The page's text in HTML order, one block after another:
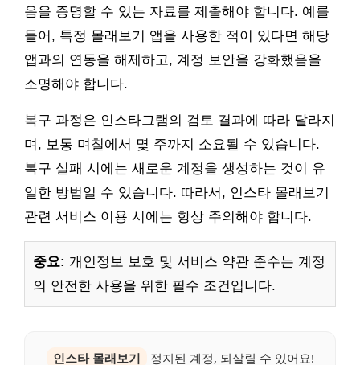
음을 증명할 수 있는 자료를 제출해야 합니다. 예를
들어, 특정 몰래보기 앱을 사용한 적이 있다면 해당
앱과의 연동을 해제하고, 계정 보안을 강화했음을
소명해야 합니다.
복구 과정은 인스타그램의 검토 결과에 따라 달라지
며, 보통 며칠에서 몇 주까지 소요될 수 있습니다.
복구 실패 시에는 새로운 계정을 생성하는 것이 유
일한 방법일 수 있습니다. 따라서, 인스타 몰래보기
관련 서비스 이용 시에는 항상 주의해야 합니다.
중요: 개인정보 보호 및 서비스 약관 준수는 계정
의 안전한 사용을 위한 필수 조건입니다.
인스타 몰래보기 정지된 계정, 되살릴 수 있어요!